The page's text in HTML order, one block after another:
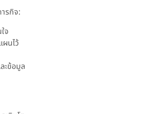
รกิจ:
จ
นไว้
ะข้อมูล